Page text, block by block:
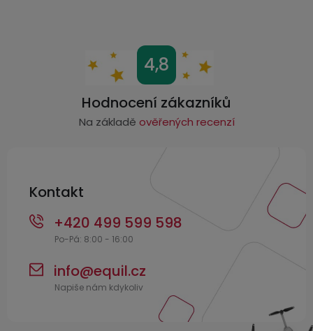
s
u
4,8
Hodnocení zákazníků
Na základě ověřených recenzí
Kontakt
info@equil.cz
+420 499 599 598